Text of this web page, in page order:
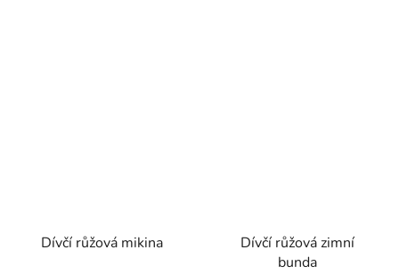
Dívčí růžová mikina
Dívčí růžová zimní
bunda